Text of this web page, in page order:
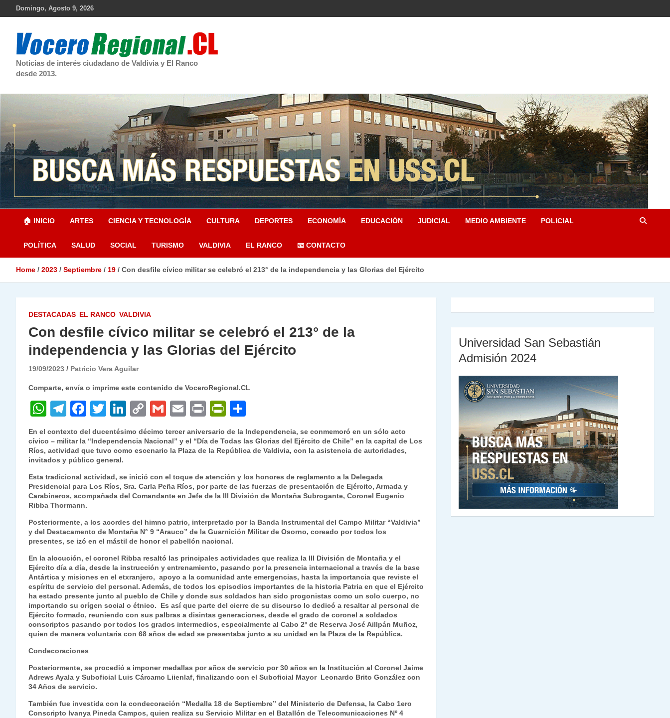
Domingo, Agosto 9, 2026
Noticias de interés ciudadano de Valdivia y El Ranco
desde 2013.
🏠 INICIO ARTES CIENCIA Y TECNOLOGÍA CULTURA DEPORTES ECONOMÍA EDUCACIÓN JUDICIAL MEDIO AMBIENTE POLICIAL
POLÍTICA SALUD SOCIAL TURISMO VALDIVIA EL RANCO 📧 CONTACTO
Home 2023 Septiembre 19 Con desfile cívico militar se celebró el 213° de la independencia y las Glorias del Ejército
DESTACADAS EL RANCO VALDIVIA
Con desfile cívico militar se celebró el 213° de la
independencia y las Glorias del Ejército
19/09/2023 Patricio Vera Aguilar
Comparte, envía o imprime este contenido de VoceroRegional.CL
W
at
s
A
p
p
T
el
e
gr
a
m
F
a
c
e
b
o
o
k
T
w
itt
er
Li
k
e
dI
n
C
o
p
y
Li
n
k
G
m
ai
l
E
m
ai
l
P
nt
P
ri
nt
Fr
ie
n
dl
y
o
m
p
ar
tir
En el contexto del ducentésimo décimo tercer aniversario de la Independencia, se conmemoró en un sólo acto
cívico – militar la “Independencia Nacional” y el “Día de Todas las Glorias del Ejército de Chile” en la capital de Los
Ríos, actividad que tuvo como escenario la Plaza de la República de Valdivia, con la asistencia de autoridades,
invitados y público general.
Esta tradicional actividad, se inició con el toque de atención y los honores de reglamento a la Delegada
Presidencial para Los Ríos, Sra. Carla Peña Ríos, por parte de las fuerzas de presentación de Ejército, Armada y
Carabineros, acompañada del Comandante en Jefe de la III División de Montaña Subrogante, Coronel Eugenio
Ribba Thormann.
Posteriormente, a los acordes del himno patrio, interpretado por la Banda Instrumental del Campo Militar “Valdivia”
y del Destacamento de Montaña N° 9 “Arauco” de la Guarnición Militar de Osorno, coreado por todos los
presentes, se izó en el mástil de honor el pabellón nacional.
En la alocución, el coronel Ribba resaltó las principales actividades que realiza la III División de Montaña y el
Ejército día a día, desde la instrucción y entrenamiento, pasando por la presencia internacional a través de la base
Antártica y misiones en el etxranjero, apoyo a la comunidad ante emergencias, hasta la importancia que reviste el
espíritu de servicio del personal. Además, de todos los episodios importantes de la historia Patria en que el Ejército
ha estado presente junto al pueblo de Chile y donde sus soldados han sido progonistas como un solo cuerpo, no
importando su orígen social o étnico. Es así que parte del cierre de su discurso lo dedicó a resaltar al personal de
Ejército formado, reuniendo con sus palbras a disintas generaciones, desde el grado de coronel a soldados
conscriptos pasando por todos los grados intermedios, especialmente al Cabo 2º de Reserva José Aillpán Muñoz,
quien de manera voluntaria con 68 años de edad se presentaba junto a su unidad en la Plaza de la República.
Condecoraciones
Posteriormente, se procedió a imponer medallas por años de servicio por 30 años en la Institución al Coronel Jaime
Adrews Ayala y Suboficial Luis Cárcamo Liienlaf, finalizando con el Suboficial Mayor Leonardo Brito González con
34 Años de servicio.
También fue investida con la condecoración “Medalla 18 de Septiembre” del Ministerio de Defensa, la Cabo 1ero
Conscripto Ivanya Pineda Campos, quien realiza su Servicio Militar en el Batallón de Telecomunicaciones Nº 4
Universidad San Sebastián
Admisión 2024